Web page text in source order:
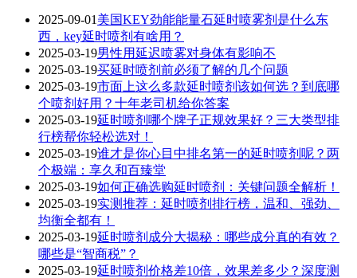
2025-09-01 美国KEY劲能能量石延时喷雾剂是什么东
西，key延时喷剂有啥用？
2025-03-19男性用延迟喷雾对身体有影响不
2025-03-19买延时喷剂前必须了解的几个问题
2025-03-19市面上这么多款延时喷剂该如何选？到底哪
个喷剂好用？十年老司机给你答案
2025-03-19延时喷剂哪个牌子正规效果好？三大类型排
行榜帮你轻松选对！
2025-03-19谁才是你心目中排名第一的延时喷剂呢？两
个极端：享久和百臻堂
2025-03-19如何正确选购延时喷剂：关键问题全解析！
2025-03-19实测推荐：延时喷剂排行榜，温和、强劲、
均衡全都有！
2025-03-19延时喷剂成分大揭秘：哪些成分真的有效？
哪些是“智商税”？
2025-03-19延时喷剂价格差10倍，效果差多少？深度测